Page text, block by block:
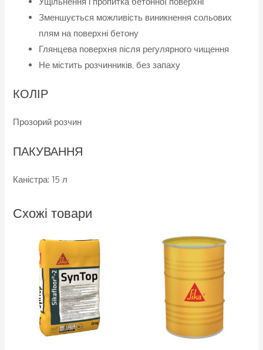
Зменшується можливість виникнення сольових
плям на поверхні бетону
Глянцева поверхня після регулярного чищення
Не містить розчинників, без запаху
КОЛІР
Прозорий розчин
ПАКУВАННЯ
Каністра: 15 л
Схожі товари